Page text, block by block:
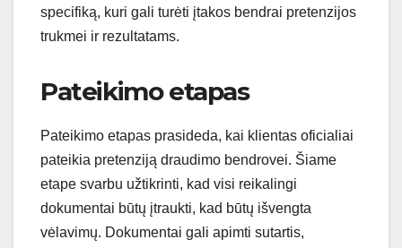
specifiką, kuri gali turėti įtakos bendrai pretenzijos
trukmei ir rezultatams.
Pateikimo etapas
Pateikimo etapas prasideda, kai klientas oficialiai
pateikia pretenziją draudimo bendrovei. Šiame
etape svarbu užtikrinti, kad visi reikalingi
dokumentai būtų įtraukti, kad būtų išvengta
vėlavimų. Dokumentai gali apimti sutartis,